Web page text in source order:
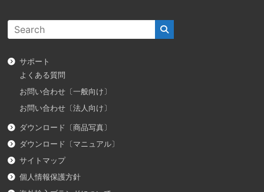
サポート
よくある質問
お問い合わせ〔一般向け〕
お問い合わせ〔法人向け〕
ダウンロード〔商品写真〕
ダウンロード〔マニュアル〕
サイトマップ
個人情報保護方針